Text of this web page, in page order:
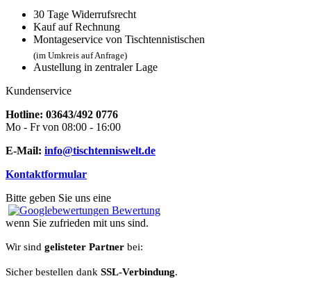
30 Tage Widerrufsrecht
Kauf auf Rechnung
Montageservice von Tischtennistischen
(im Umkreis auf Anfrage)
Austellung in zentraler Lage
Kundenservice
Hotline: 03643/492 0776
Mo - Fr von 08:00 - 16:00
E-Mail: info@tischtenniswelt.de
Kontaktformular
Bitte geben Sie uns eine
Bewertung
wenn Sie zufrieden mit uns sind.
Wir sind gelisteter Partner bei:
Sicher bestellen dank SSL-Verbindung.